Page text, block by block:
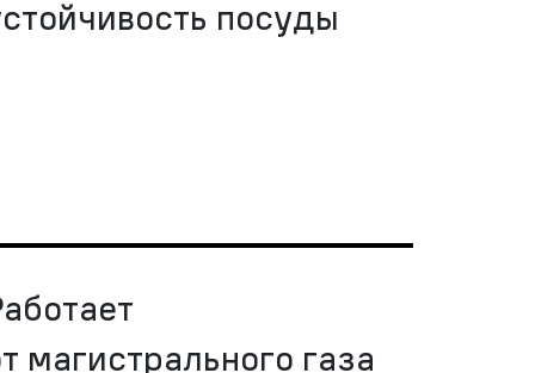
посуды
магистрального газа